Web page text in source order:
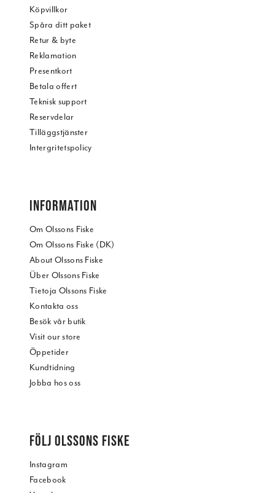
Köpvillkor
Spåra ditt paket
Retur & byte
Reklamation
Presentkort
Betala offert
Teknisk support
Reservdelar
Tilläggstjänster
Intergritetspolicy
INFORMATION
Om Olssons Fiske
Om Olssons Fiske (DK)
About Olssons Fiske
Über Olssons Fiske
Tietoja Olssons Fiske
Kontakta oss
Besök vår butik
Visit our store
Öppetider
Kundtidning
Jobba hos oss
FÖLJ OLSSONS FISKE
Instagram
Facebook